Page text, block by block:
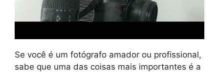
Se você é um fotógrafo amador ou profissional,
sabe que uma das coisas mais importantes é a